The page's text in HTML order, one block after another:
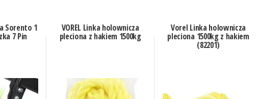
Sorento 1
7 Pin
VOREL Linka holownicza
pleciona z hakiem 1500kg
Vorel Linka holownicza
pleciona 1500kg z hakiem
(82201)